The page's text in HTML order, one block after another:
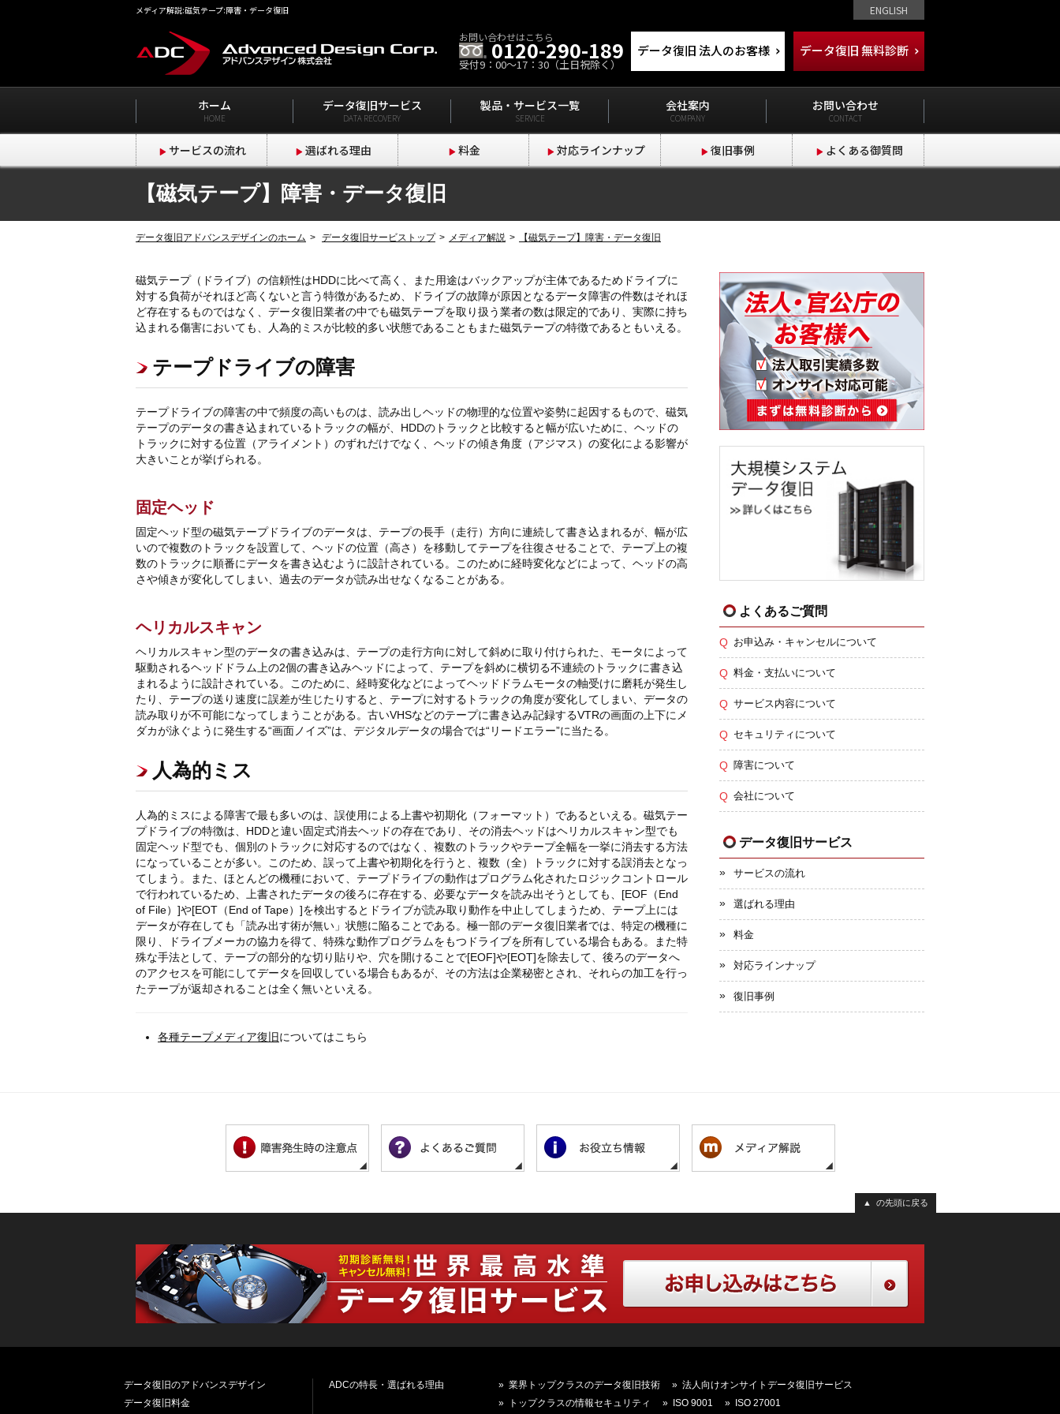
メディア解説:磁気テープ:障害・データ復旧
ENGLISH
お問い合わせはこちら
0120-290-189
受付9：00～17：30（土日祝除く）
データ復旧 法人のお客様 データ復旧 無料診断
ホーム
HOME
データ復旧サービス
DATA RECOVERY
製品・サービス一覧
SERVICE
会社案内
COMPANY
お問い合わせ
CONTACT
サービスの流れ 選ばれる理由 料金 対応ラインナップ 復旧事例 よくある御質問
【磁気テープ】障害・データ復旧
データ復旧アドバンスデザインのホーム データ復旧サービストップ メディア解説 【磁気テープ】障害・データ復旧
磁気テープ（ドライブ）の信頼性はHDDに比べて高く、また用途はバックアップが主体であるためドライブに
対する負荷がそれほど高くないと言う特徴があるため、ドライブの故障が原因となるデータ障害の件数はそれほ
ど存在するものではなく、データ復旧業者の中でも磁気テープを取り扱う業者の数は限定的であり、実際に持ち
込まれる傷害においても、人為的ミスが比較的多い状態であることもまた磁気テープの特徴であるともいえる。
テープドライブの障害
テープドライブの障害の中で頻度の高いものは、読み出しヘッドの物理的な位置や姿勢に起因するもので、磁気
テープのデータの書き込まれているトラックの幅が、HDDのトラックと比較すると幅が広いために、ヘッドの
トラックに対する位置（アライメント）のずれだけでなく、ヘッドの傾き角度（アジマス）の変化による影響が
大きいことが挙げられる。
固定ヘッド
固定ヘッド型の磁気テープドライブのデータは、テープの長手（走行）方向に連続して書き込まれるが、幅が広
いので複数のトラックを設置して、ヘッドの位置（高さ）を移動してテープを往復させることで、テープ上の複
数のトラックに順番にデータを書き込むように設計されている。このために経時変化などによって、ヘッドの高
さや傾きが変化してしまい、過去のデータが読み出せなくなることがある。
ヘリカルスキャン
ヘリカルスキャン型のデータの書き込みは、テープの走行方向に対して斜めに取り付けられた、モータによって
駆動されるヘッドドラム上の2個の書き込みヘッドによって、テープを斜めに横切る不連続のトラックに書き込
まれるように設計されている。このために、経時変化などによってヘッドドラムモータの軸受けに磨耗が発生し
たり、テープの送り速度に誤差が生じたりすると、テープに対するトラックの角度が変化してしまい、データの
読み取りが不可能になってしまうことがある。古いVHSなどのテープに書き込み記録するVTRの画面の上下にメ
ダカが泳ぐように発生する“画面ノイズ”は、デジタルデータの場合では“リードエラー”に当たる。
人為的ミス
人為的ミスによる障害で最も多いのは、誤使用による上書や初期化（フォーマット）であるといえる。磁気テー
プドライブの特徴は、HDDと違い固定式消去ヘッドの存在であり、その消去ヘッドはヘリカルスキャン型でも
固定ヘッド型でも、個別のトラックに対応するのではなく、複数のトラックやテープ全幅を一挙に消去する方法
になっていることが多い。このため、誤って上書や初期化を行うと、複数（全）トラックに対する誤消去となっ
てしまう。また、ほとんどの機種において、テープドライブの動作はプログラム化されたロジックコントロール
で行われているため、上書されたデータの後ろに存在する、必要なデータを読み出そうとしても、[EOF（End
of File）]や[EOT（End of Tape）]を検出するとドライブが読み取り動作を中止してしまうため、テープ上には
データが存在しても「読み出す術が無い」状態に陥ることである。極一部のデータ復旧業者では、特定の機種に
限り、ドライブメーカの協力を得て、特殊な動作プログラムをもつドライブを所有している場合もある。また特
殊な手法として、テープの部分的な切り貼りや、穴を開けることで[EOF]や[EOT]を除去して、後ろのデータへ
のアクセスを可能にしてデータを回収している場合もあるが、その方法は企業秘密とされ、それらの加工を行っ
たテープが返却されることは全く無いといえる。
各種テープメディア復旧についてはこちら
よくあるご質問
お申込み・キャンセルについて
料金・支払いについて
サービス内容について
セキュリティについて
障害について
会社について
データ復旧サービス
サービスの流れ
選ばれる理由
料金
対応ラインナップ
復旧事例
▲ の先頭に戻る
データ復旧のアドバンスデザイン
データ復旧料金
ADCの特長・選ばれる理由 業界トップクラスのデータ復旧技術
法人向けオンサイトデータ復旧サービス
トップクラスの情報セキュリティ
ISO 9001 ISO 27001